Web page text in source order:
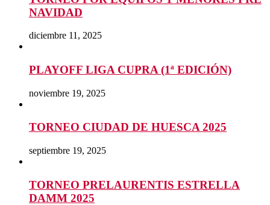
NAVIDAD
diciembre 11, 2025
PLAYOFF LIGA CUPRA (1ª EDICIÓN)
noviembre 19, 2025
TORNEO CIUDAD DE HUESCA 2025
septiembre 19, 2025
TORNEO PRELAURENTIS ESTRELLA
DAMM 2025